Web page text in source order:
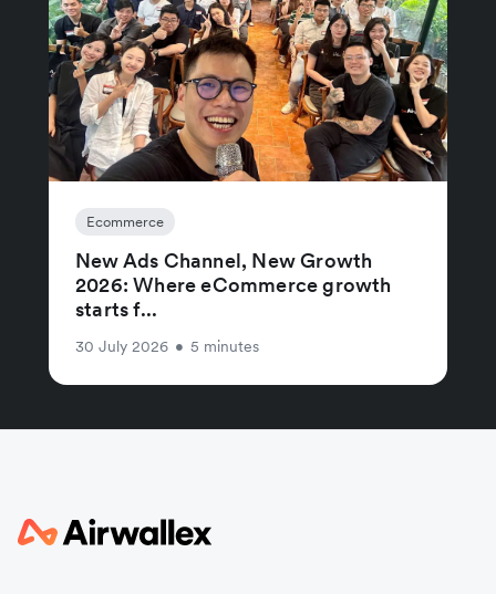
Ecommerce
New Ads Channel, New Growth
2026: Where eCommerce growth
starts f...
30 July 2026 • 5 minutes